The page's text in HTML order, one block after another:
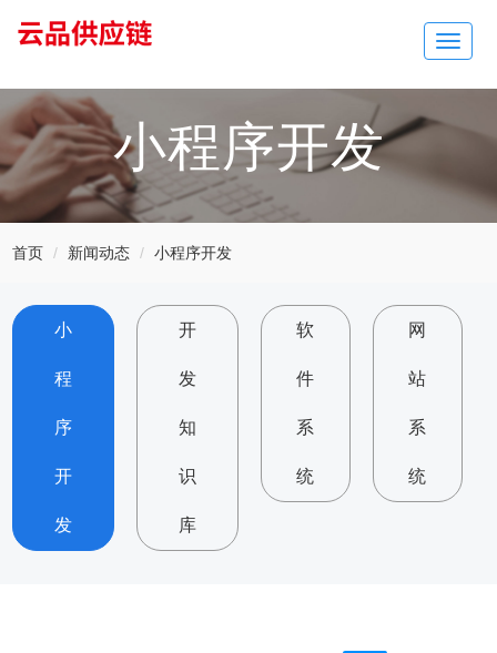
Toggle
小程序开发
首页 新闻动态 小程序开发
小
程
序
开
发
开
发
知
识
库
软
件
系
统
网
站
系
统